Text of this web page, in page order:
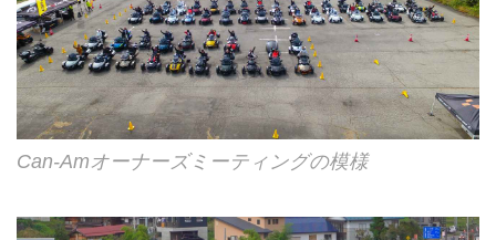
Can-Amオーナーズミーティングの模様